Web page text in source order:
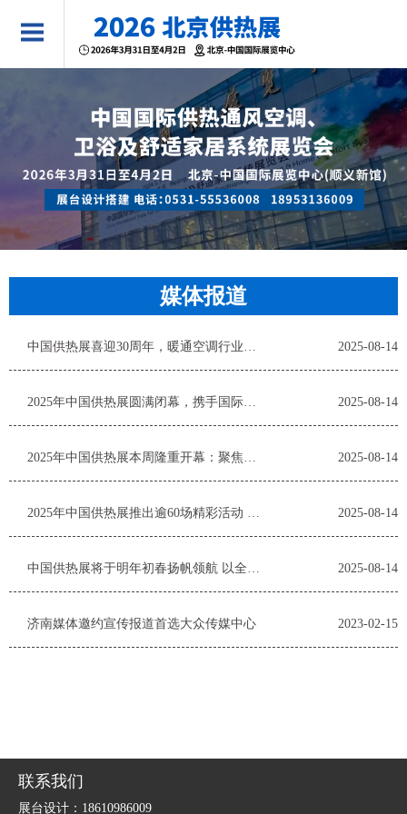
媒体报道
2025-08-14
中国供热展喜迎30周年，暖通空调行业同心共创辉煌
2025-08-14
2025年中国供热展圆满闭幕，携手国际与本土暖通空调企业
2025-08-14
2025年中国供热展本周隆重开幕：聚焦多元解决方案
2025-08-14
2025年中国供热展推出逾60场精彩活动 开年首展赋能暖通行业
2025-08-14
中国供热展将于明年初春扬帆领航 以全新视角推动暖通行业
2023-02-15
济南媒体邀约宣传报道首选大众传媒中心
联系我们
展台设计：18610986009